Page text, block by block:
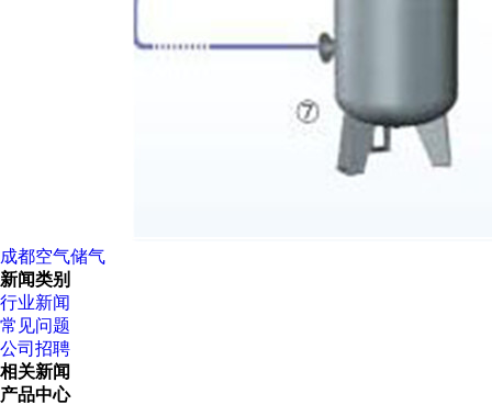
成都空气储气
新闻类别
行业新闻
常见问题
公司招聘
相关新闻
产品中心